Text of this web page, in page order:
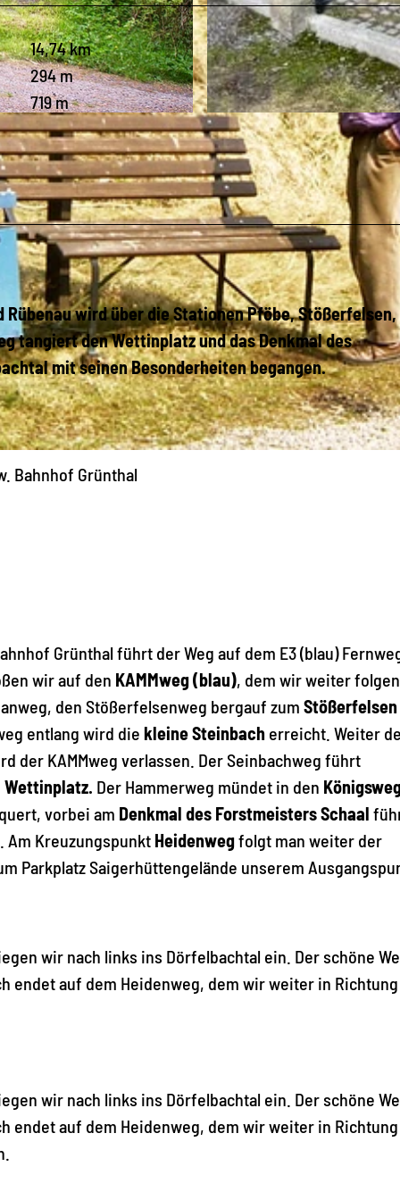
© Matthias Drechsel, Olbernhau - Mitten im Erzgebirge
14,74 km
294 m
719 m
wird über die Stationen Pföbe,
tangiert den Wettinplatz und das Denkmal des
mit seinen Besonderheiten begangen.
Bahnhof Grünthal
Grünthal führt der Weg auf dem E3 (blau)
wir auf den KAMMweg (blau), dem wir weiter
den Stößerfelsenweg bergauf zum
entlang wird die kleine Steinbach erreicht. Weiter
der KAMMweg verlassen. Der Seinbachweg führt
Wettinplatz. Der Hammerweg mündet in den
vorbei am Denkmal des Forstmeisters Schaal
Kreuzungspunkt Heidenwegfolgt man weiter der
Parkplatz Saigerhüttengelände unserem
wir nach links ins Dörfelbachtal ein. Der schöne
endet auf dem Heidenweg, dem wir weiter in Richtung
wir nach links ins Dörfelbachtal ein. Der schöne
endet auf dem Heidenweg, dem wir weiter in Richtung